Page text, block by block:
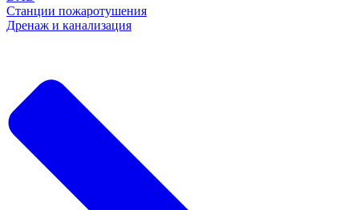
Станции пожаротушения
Дренаж и канализация